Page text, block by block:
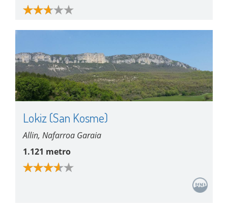
Lokiz (San Kosme)
Allin, Nafarroa Garaia
1.121 metro